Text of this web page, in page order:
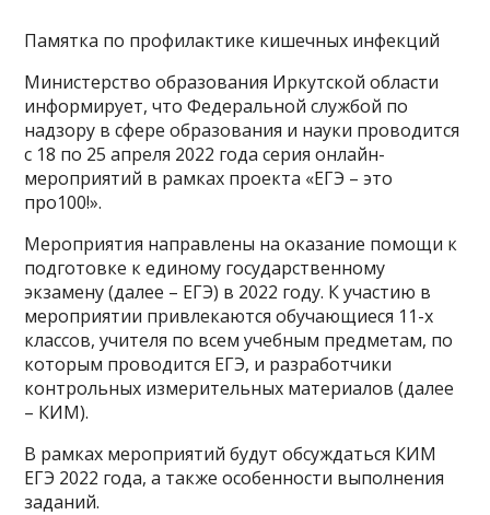
Памятка по профилактике кишечных инфекций
Министерство образования Иркутской области
информирует, что Федеральной службой по
надзору в сфере образования и науки проводится
с 18 по 25 апреля 2022 года серия онлайн-
мероприятий в рамках проекта «ЕГЭ – это
про100!».
Мероприятия направлены на оказание помощи к
подготовке к единому государственному
экзамену (далее – ЕГЭ) в 2022 году. К участию в
мероприятии привлекаются обучающиеся 11-х
классов, учителя по всем учебным предметам, по
которым проводится ЕГЭ, и разработчики
контрольных измерительных материалов (далее
– КИМ).
В рамках мероприятий будут обсуждаться КИМ
ЕГЭ 2022 года, а также особенности выполнения
заданий.